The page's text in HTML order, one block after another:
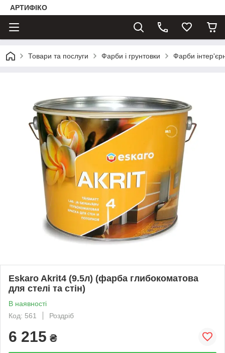
АРТИФІКО
Товари та послуги Фарби і грунтовки Фарби
Eskaro Akrit4 (9.5л) (фарба глибокоматова
для стелі та стін)
В наявності
Код: 561
Роздріб
6 215 ₴